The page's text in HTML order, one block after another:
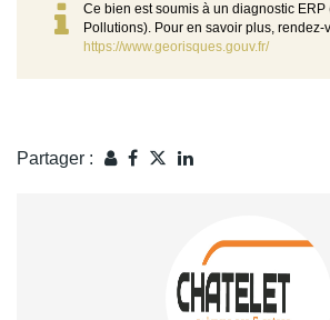
Ce bien est soumis à un diagnostic ERP
Pollutions). Pour en savoir plus, rendez-
https://www.georisques.gouv.fr/
Partager :